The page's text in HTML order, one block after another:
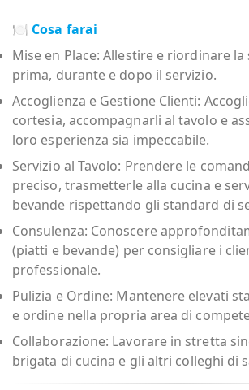
🍽️ Cosa farai
Mise en Place: Allestire e riordinare la
prima, durante e dopo il servizio.
Accoglienza e Gestione Clienti:
cortesia, accompagnarli al tavolo e
loro esperienza sia impeccabile.
Servizio al Tavolo: Prendere le
preciso, trasmetterle alla cucina e
bevande rispettando gli standard di
Consulenza: Conoscere
(piatti e bevande) per consigliare i
professionale.
Pulizia e Ordine: Mantenere elevati
e ordine nella propria area di
Collaborazione: Lavorare in stretta
brigata di cucina e gli altri colleghi di